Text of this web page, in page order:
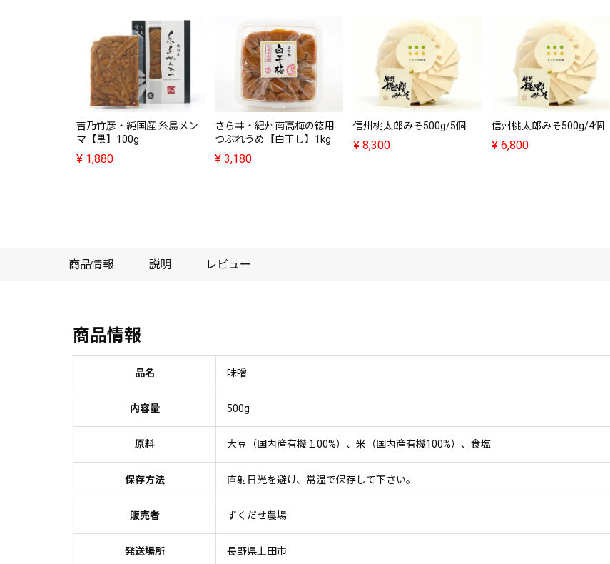
吉乃竹彦・純国産 糸島メン
マ【黒】100g
¥ 1,880
さらヰ・紀州南高梅の徳用
つぶれうめ【白干し】1kg
¥ 3,180
信州桃太郎みそ500g/5個
¥ 8,300
信州桃太郎みそ500g/4個
¥ 6,800
商品情報 説明 レビュー
商品情報
品名 味噌
内容量 500g
原料 大豆（国内産有機１00%）、米（国内産有機100%）、食塩
保存方法 直射日光を避け、常温で保存して下さい。
販売者 ずくだせ農場
発送場所 長野県上田市